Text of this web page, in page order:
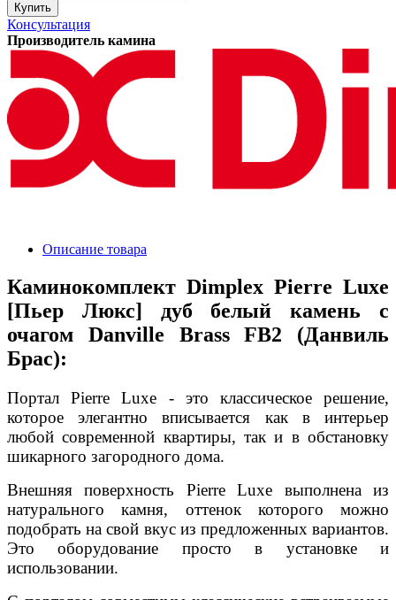
Консультация
Производитель камина
Описание товара
Каминокомплект Dimplex Pierre Luxe
[Пьер Люкс] дуб белый камень с
очагом Danville Brass FB2 (Данвиль
Брас):
Портал Pierre Luxe - это классическое решение,
которое элегантно вписывается как в интерьер
любой современной квартиры, так и в обстановку
шикарного загородного дома.
Внешняя поверхность Pierre Luxe выполнена из
натурального камня, оттенок которого можно
подобрать на свой вкус из предложенных вариантов.
Это оборудование просто в установке и
использовании.